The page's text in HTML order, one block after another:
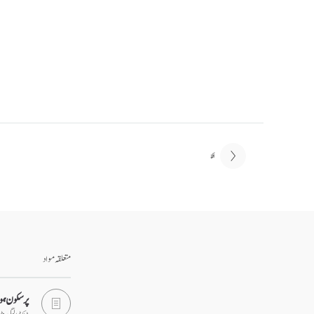
اگلا
متعلقہ مواد
پرسکون